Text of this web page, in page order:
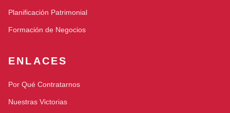
Planificación Patrimonial
Formación de Negocios
ENLACES
Por Qué Contratarnos
Nuestras Victorias